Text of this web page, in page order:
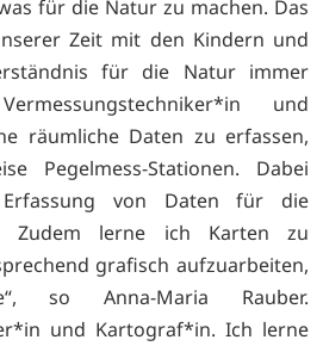
für die Natur zu machen. Das
Zeit mit den Kindern und
für die Natur immer
und
räumliche Daten zu erfassen,
Pegelmess-Stationen. Dabei
von Daten für die
Zudem lerne ich Karten zu
grafisch aufzuarbeiten,
so Anna-Maria Rauber.
und Kartograf*in. Ich lerne